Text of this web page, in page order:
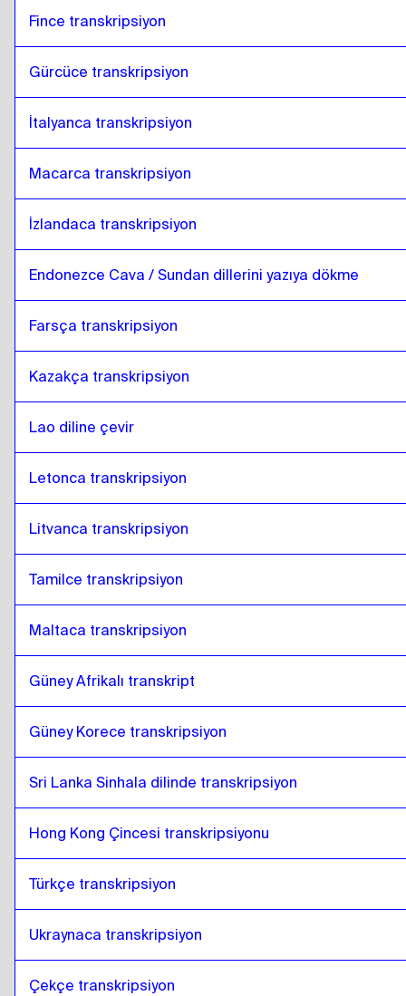
Fince transkripsiyon
Gürcüce transkripsiyon
İtalyanca transkripsiyon
Macarca transkripsiyon
İzlandaca transkripsiyon
Endonezce Cava / Sundan dillerini yazıya dökme
Farsça transkripsiyon
Kazakça transkripsiyon
Lao diline çevir
Letonca transkripsiyon
Litvanca transkripsiyon
Tamilce transkripsiyon
Maltaca transkripsiyon
Güney Afrikalı transkript
Güney Korece transkripsiyon
Sri Lanka Sinhala dilinde transkripsiyon
Hong Kong Çincesi transkripsiyonu
Türkçe transkripsiyon
Ukraynaca transkripsiyon
Çekçe transkripsiyon